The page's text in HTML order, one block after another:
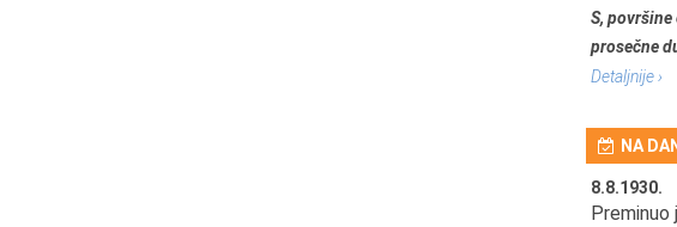
S, površine
prosečne
Detaljnije ›
NA
8.8.1930.
Preminuo